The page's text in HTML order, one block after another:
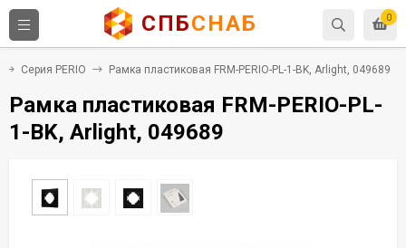
0
СПБСНАБ
Серия PERIO Рамка пластиковая FRM-PERIO-PL-1-BK, Arlight, 049689
Рамка пластиковая FRM-PERIO-PL-
1-BK, Arlight, 049689